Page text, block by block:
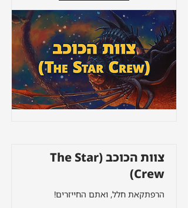
צוות הכוכב (The Star
Crew)
הרפתקאת חלל, ואתם החייזרים!